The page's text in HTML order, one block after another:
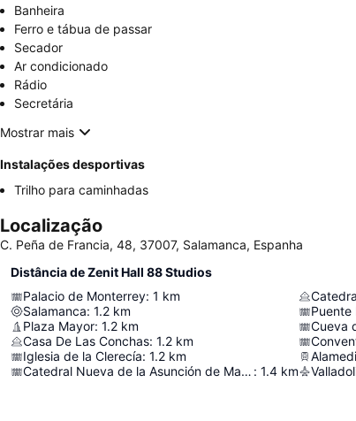
Banheira
Ferro e tábua de passar
Secador
Ar condicionado
Rádio
Secretária
Mostrar mais
Instalações desportivas
Trilho para caminhadas
Localização
C. Peña de Francia, 48, 37007, Salamanca, Espanha
Distância de Zenit Hall 88 Studios
Palacio de Monterrey: 1 km
Salamanca: 1.2 km
Plaza Mayor: 1.2 km
Casa De Las Conchas: 1.2 km
Iglesia de la Clerecía: 1.2 km
Catedral Nueva de la Asunción de María : 1.4 km
Puente
Cueva